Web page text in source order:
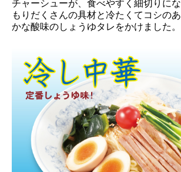
チャーシューが、食べやすく細切りにな
もりだくさんの具材と冷たくてコシの
かな酸味のしょうゆタレをかけました。